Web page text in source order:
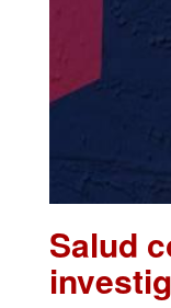
Salud